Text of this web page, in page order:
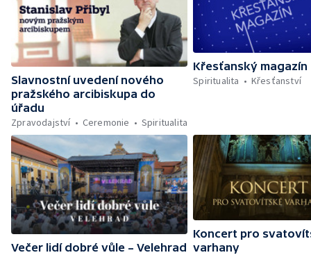
Slavnostní uvedení nového
pražského arcibiskupa do
úřadu
Zpravodajství
Ceremonie Spiritualita
Křesťanský magazín
Spiritualita
Křesťanství
Večer lidí dobré vůle – Velehrad
Koncert pro
varhany